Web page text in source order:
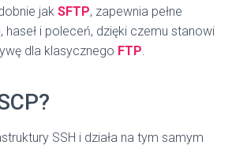
jak SFTP, zapewnia pełne
haseł i poleceń, dzięki czemu stanowi
dla klasycznego FTP.
SSH i działa na tym samym